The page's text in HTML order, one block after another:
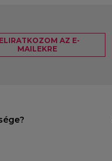
AZ E-
MAILEKRE